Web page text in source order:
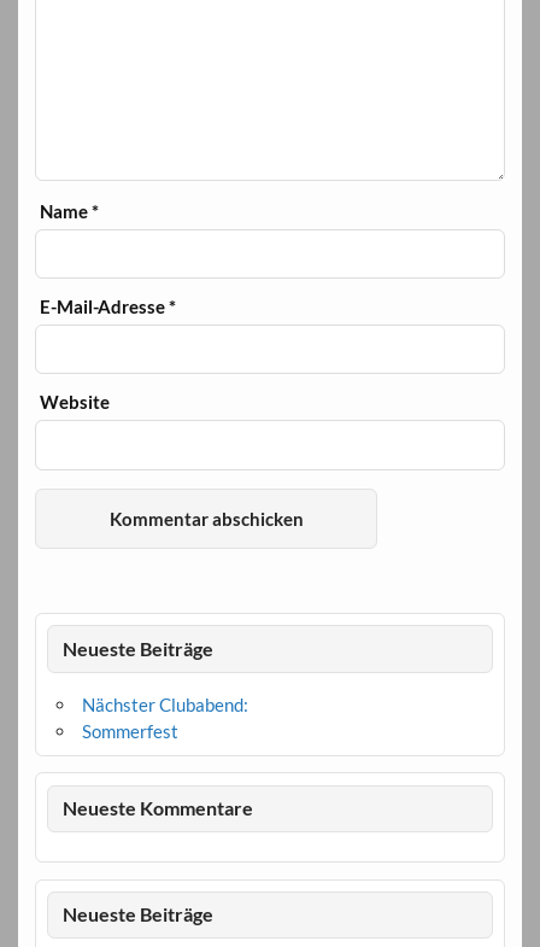
Name*
E-Mail-Adresse*
Website
Neueste Beiträge
Nächster Clubabend:
Sommerfest
Neueste Kommentare
Neueste Beiträge